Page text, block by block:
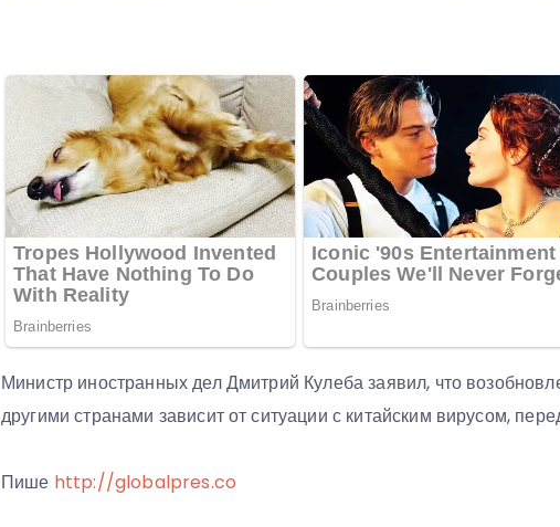
Министр иностранных дел Дмитрий Кулеба заявил, что
другими странами зависит от ситуации с китайским вирусом,
Пише http://globalpres.co